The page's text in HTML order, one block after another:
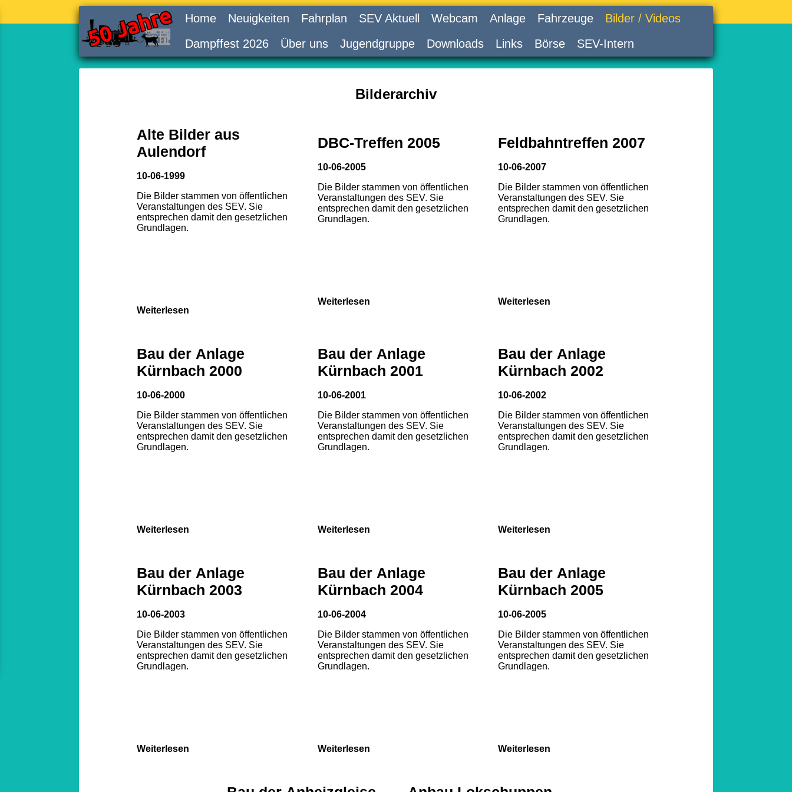
Home Neuigkeiten Fahrplan SEV Aktuell Webcam Anlage Fahrzeuge
Bilder / Videos
Dampffest 2026
Über uns Jugendgruppe Downloads Links Börse SEV-Intern
Bilderarchiv
Alte Bilder aus
Aulendorf
10-06-1999
Die Bilder stammen von öffentlichen
Veranstaltungen des SEV. Sie
entsprechen damit den gesetzlichen
Grundlagen.
Weiterlesen
DBC-Treffen 2005
10-06-2005
Die Bilder stammen von öffentlichen
Veranstaltungen des SEV. Sie
entsprechen damit den gesetzlichen
Grundlagen.
Weiterlesen
Feldbahntreffen 2007
10-06-2007
Die Bilder stammen von öffentlichen
Veranstaltungen des SEV. Sie
entsprechen damit den gesetzlichen
Grundlagen.
Weiterlesen
Bau der Anlage
Kürnbach 2000
10-06-2000
Die Bilder stammen von öffentlichen
Veranstaltungen des SEV. Sie
entsprechen damit den gesetzlichen
Grundlagen.
Weiterlesen
Bau der Anlage
Kürnbach 2001
10-06-2001
Die Bilder stammen von öffentlichen
Veranstaltungen des SEV. Sie
entsprechen damit den gesetzlichen
Grundlagen.
Weiterlesen
Bau der Anlage
Kürnbach 2002
10-06-2002
Die Bilder stammen von öffentlichen
Veranstaltungen des SEV. Sie
entsprechen damit den gesetzlichen
Grundlagen.
Weiterlesen
Bau der Anlage
Kürnbach 2003
10-06-2003
Die Bilder stammen von öffentlichen
Veranstaltungen des SEV. Sie
entsprechen damit den gesetzlichen
Grundlagen.
Weiterlesen
Bau der Anlage
Kürnbach 2004
10-06-2004
Die Bilder stammen von öffentlichen
Veranstaltungen des SEV. Sie
entsprechen damit den gesetzlichen
Grundlagen.
Weiterlesen
Bau der Anlage
Kürnbach 2005
10-06-2005
Die Bilder stammen von öffentlichen
Veranstaltungen des SEV. Sie
entsprechen damit den gesetzlichen
Grundlagen.
Weiterlesen